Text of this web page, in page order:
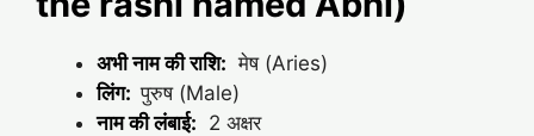
अभी नाम की राशि: मेष (Aries)
लिंग: पुरुष (Male)
नाम की लंबाई: 2 अक्षर